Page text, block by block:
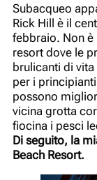
Subacqueo
Rick Hill è il
febbraio. Non è
resort dove le
brulicanti di
per i
possono
vicina grotta
fiocina i pesci
Di seguito, la
Beach Resort.